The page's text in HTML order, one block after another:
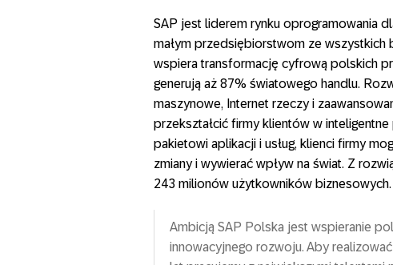
SAP jest liderem rynku oprogramowania
małym przedsiębiorstwom ze wszystkich
wspiera transformację cyfrową polskich
generują aż 87% światowego handlu.
maszynowe, Internet rzeczy i
przekształcić firmy klientów w
pakietowi aplikacji i usług, klienci firmy
zmiany i wywierać wpływ na świat. Z
243 milionów użytkowników biznesowych.
Ambicją SAP Polska jest wspieranie
innowacyjnego rozwoju. Aby